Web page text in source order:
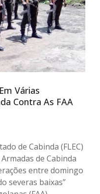
Várias
Contra As FAA
de Cabinda (FLEC)
de Cabinda
entre domingo
severas baixas”